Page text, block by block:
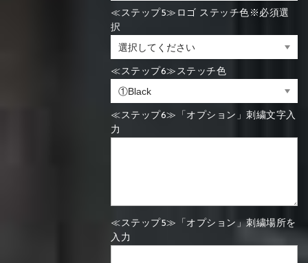
≪ステップ5≫ロゴ ステッチ色※必須選
択
≪ステップ6≫ステッチ色
≪ステップ6≫「オプション」刺繍文字入
力
≪ステップ5≫「オプション」刺繍場所を
入力